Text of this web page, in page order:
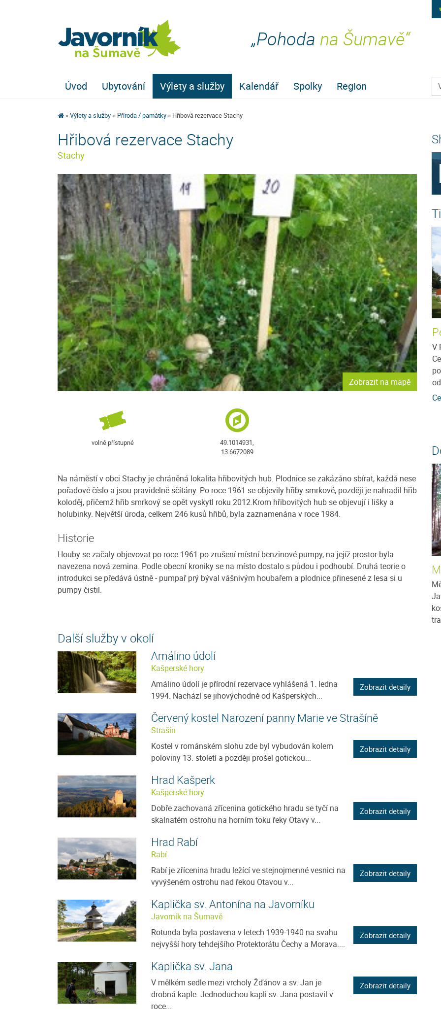
„Pohoda na Šumavě“
Úvod Ubytování Výlety a služby Kalendář Spolky Region
Výlety a služby Příroda / památky Hřibová rezervace Stachy
Hřibová rezervace Stachy
Stachy
Zobrazit na mapě
volně přístupné
49.1014931,
13.6672089
Na náměstí v obci Stachy je chráněná lokalita hřibovitých hub. Plodnice se zakázáno sbírat, každá nese
pořadové číslo a jsou pravidelně sčítány. Po roce 1961 se objevily hřiby smrkové, později je nahradil hřib
koloděj, přičemž hřib smrkový se opět vyskytl roku 2012.Krom hřibovitých hub se objevují i lišky a
holubinky. Největší úroda, celkem 246 kusů hřibů, byla zaznamenána v roce 1984.
Historie
Houby se začaly objevovat po roce 1961 po zrušení místní benzinové pumpy, na jejíž prostor byla
navezena nová zemina. Podle obecní kroniky se na místo dostalo s půdou i podhoubí. Druhá teorie o
introdukci se předává ústně - pumpař prý býval vášnivým houbařem a plodnice přinesené z lesa si u
pumpy čistil.
Další služby v okolí
Amálino údolí
Kašperské hory
Amálino údolí je přírodní rezervace vyhlášená 1. ledna
1994. Nachází se jihovýchodně od Kašperských...
Zobrazit detaily
Červený kostel Narození panny Marie ve Strašíně
Strašín
Kostel v románském slohu zde byl vybudován kolem
poloviny 13. století a později prošel gotickou...
Zobrazit detaily
Hrad Kašperk
Kašperské hory
Dobře zachovaná zřícenina gotického hradu se tyčí na
skalnatém ostrohu na horním toku řeky Otavy v...
Zobrazit detaily
Hrad Rabí
Rabí
Rabí je zřícenina hradu ležící ve stejnojmenné vesnici na
vyvýšeném ostrohu nad řekou Otavou v...
Zobrazit detaily
Kaplička sv. Antonína na Javorníku
Javorník na Šumavě
Rotunda byla postavena v letech 1939-1940 na svahu
nejvyšší hory tehdejšího Protektorátu Čechy a Morava....
Zobrazit detaily
Kaplička sv. Jana
V mělkém sedle mezi vrcholy Žďánov a sv. Jan je
drobná kaple. Jednoduchou kapli sv. Jana postavil v
roce...
Zobrazit detaily
m n.m.) se jako
hory Javorník (1066 m
polohou
Ubytování v soukromí u Mirečka
Bejčka
Javorník je dominantní kopec v nadmořské výšce
1066 m.n.m., nacházející se mezi Vimperkem a
Kašperskými horami. Okolí Javorníka poskytuje
Cena: 300 Kč za osobu / noc
více
Penzion Anastazie
Penzion Anastazie se nachází v obci Benešova
Hora v jihozápadní části Šumavy v nadmořské
výšce cca 810 m.n.m. Nový, luxusně vybavený
apartmánový dům...
V